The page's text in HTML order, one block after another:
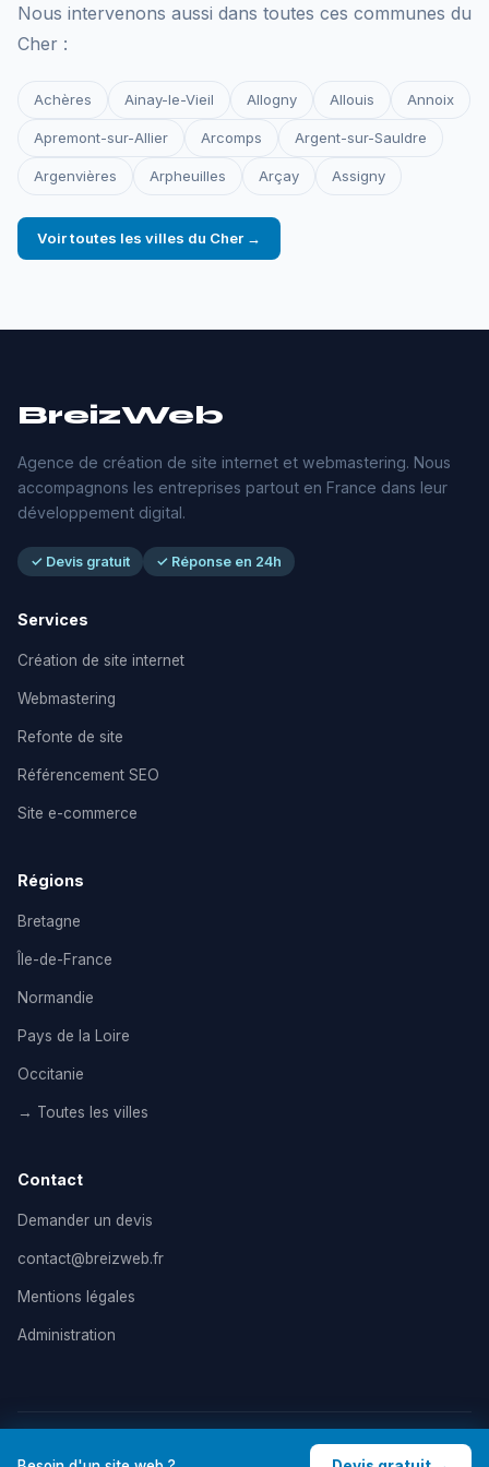
Nous intervenons aussi dans toutes ces communes du
Cher :
Achères Ainay-le-Vieil Allogny Allouis Annoix
Apremont-sur-Allier Arcomps Argent-sur-Sauldre
Argenvières Arpheuilles Arçay Assigny
Voir toutes les villes du Cher →
BreizWeb
Agence de création de site internet et webmastering. Nous
accompagnons les entreprises partout en France dans leur
développement digital.
✓ Devis gratuit ✓ Réponse en 24h
Services
Création de site internet
Webmastering
Refonte de site
Référencement SEO
Site e-commerce
Régions
Bretagne
Île-de-France
Normandie
Pays de la Loire
Occitanie
→ Toutes les villes
Contact
Demander un devis
contact@breizweb.fr
Mentions légales
Administration
© 2026 BreizWeb — Agence de création de site internet en